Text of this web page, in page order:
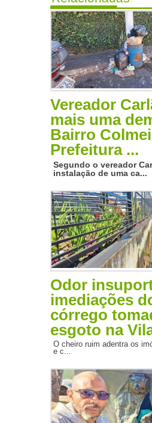
Vereador
mais uma
Bairro
Prefeitura ...
Segundo o vereador
instalação de uma ca...
Odor
imediações
córrego
esgoto na
O cheiro ruim adentra os
e c...